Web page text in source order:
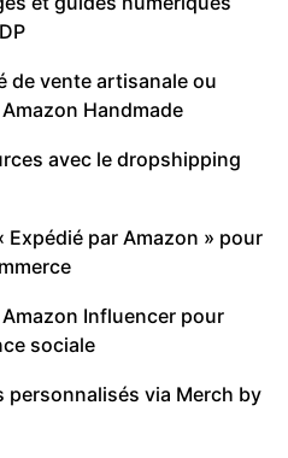
de vente artisanale ou
Handmade
avec le dropshipping
Expédié par Amazon » pour
Influencer pour
sociale
personnalisés via Merch by